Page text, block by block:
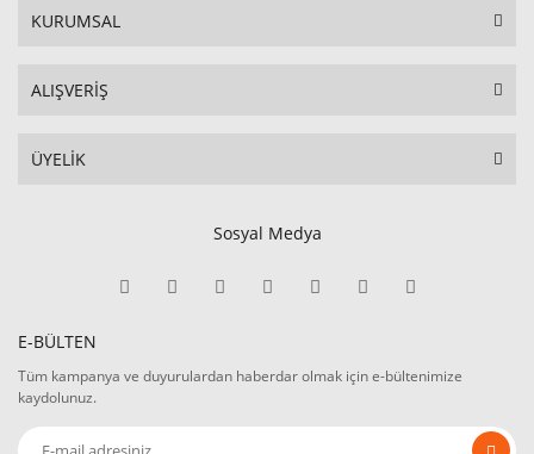
KURUMSAL
ALIŞVERİŞ
ÜYELİK
Sosyal Medya
E-BÜLTEN
Tüm kampanya ve duyurulardan haberdar olmak için e-bültenimize
kaydolunuz.